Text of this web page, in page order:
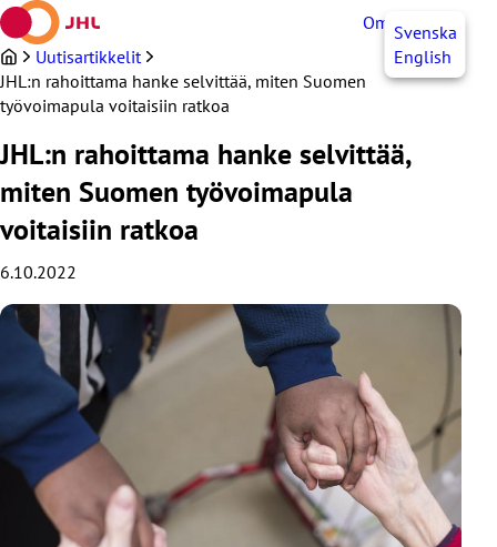
Siirry
sisältöön
OmaJHLSvenska
English
Uutisartikkelit
JHL:n rahoittama hanke selvittää, miten Suomen
työvoimapula voitaisiin ratkoa
JHL:n rahoittama hanke selvittää,
miten Suomen työvoimapula
voitaisiin ratkoa
6.10.2022